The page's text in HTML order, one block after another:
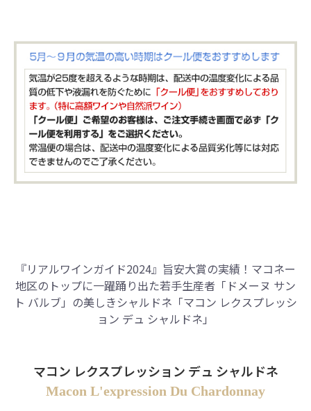
『リアルワインガイド2024』旨安大賞の実績！ マコネー
地区のトップに一躍踊り出た若手生産者「ドメーヌ サン
ト バルブ」の美しきシャルドネ「マコン レクスプレッシ
ョン デュ シャルドネ」
マコン レクスプレッション デュ シャルドネ
Macon L'expression Du Chardonnay